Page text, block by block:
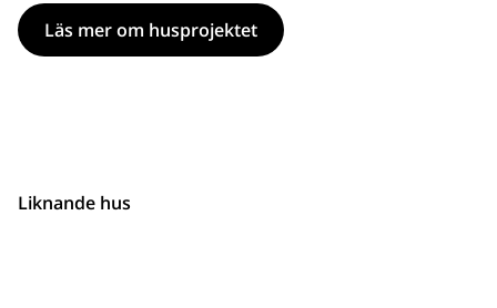
Läs mer om husprojektet
Liknande hus